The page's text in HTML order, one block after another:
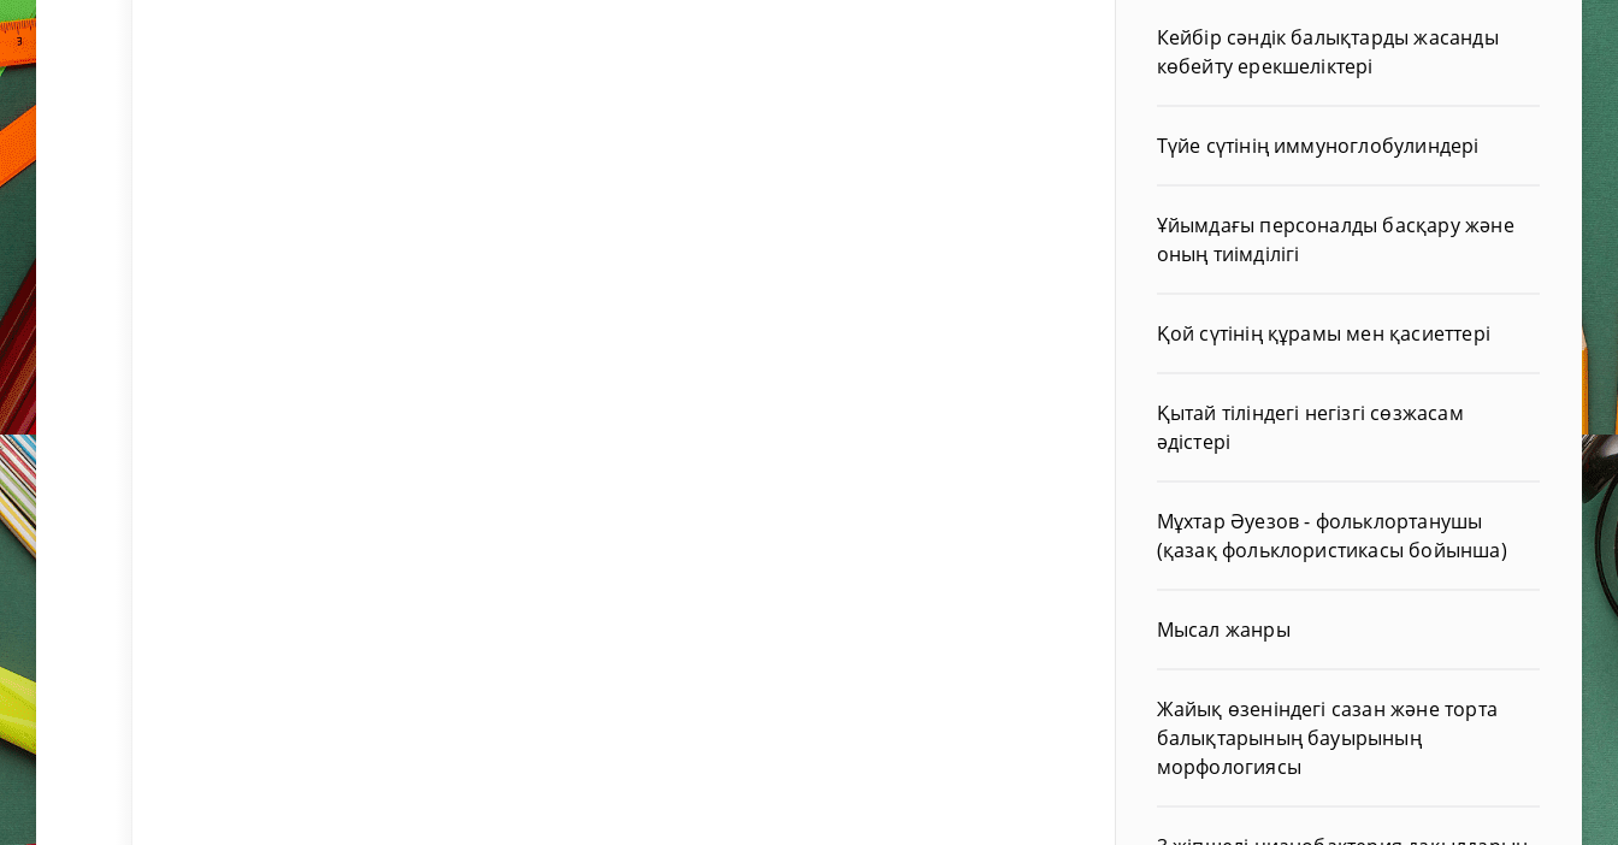
Кейбір сәндік балықтарды жасанды
көбейту ерекшеліктері
Түйе сүтінің иммуноглобулиндері
Ұйымдағы персоналды басқару және
оның тиімділігі
Қой сүтінің құрамы мен қасиеттері
Қытай тіліндегі негізгі сөзжасам
әдістері
Мұхтар Әуезов - фольклортанушы
(қазақ фольклористикасы бойынша)
Мысал жанры
Жайық өзеніндегі сазан және торта
балықтарының бауырының
морфологиясы